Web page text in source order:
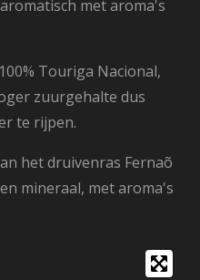
met aroma's
Touriga Nacional,
zuurgehalte dus
te rijpen.
het druivenras Fernaõ
mineraal, met aroma's